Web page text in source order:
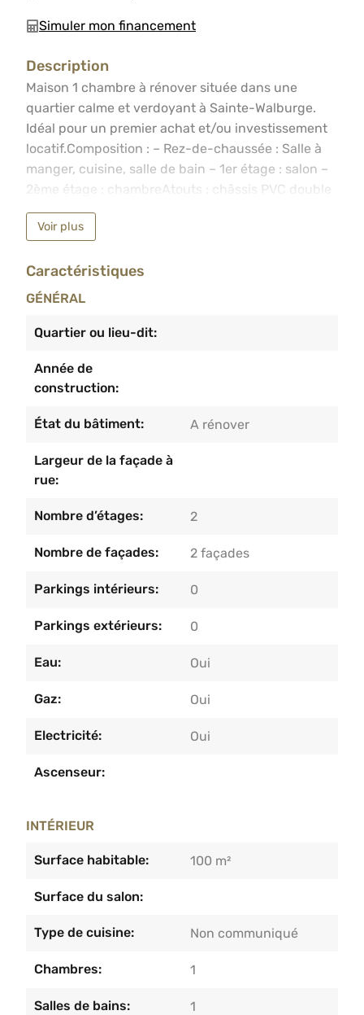
Simuler mon financement
Description
Maison 1 chambre à rénover située dans une
Maison 1 chambre à rénover située dans une
quartier calme et verdoyant à Sainte-Walburge.
Idéal pour un premier achat et/ou investissement
locatif.Composition : – Rez-de-chaussée : Salle à
manger, cuisine, salle de bain – 1er étage : salon –
2ème étage : chambreAtouts : châssis PVC double
vitrage récent, toiture en bon état, électricité
conforme, chauffage au gaz.Informations et visites
Voir plus
Caractéristiques
GÉNÉRAL
Quartier ou lieu-dit:
Année de
construction:
État du bâtiment: A rénover
Largeur de la façade à
rue:
Nombre d’étages: 2
Nombre de façades: 2 façades
Parkings intérieurs: 0
Parkings extérieurs: 0
Eau: Oui
Gaz: Oui
Electricité: Oui
Ascenseur:
INTÉRIEUR
Surface habitable: 100 m²
Surface du salon:
Type de cuisine: Non communiqué
Chambres: 1
Salles de bains: 1